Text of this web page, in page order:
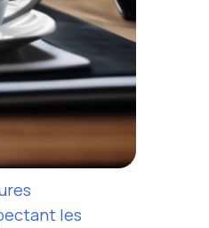
les